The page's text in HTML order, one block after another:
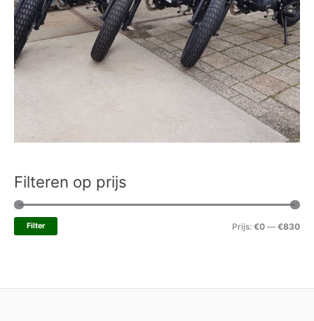
Filteren op prijs
Filter Prijs: €0 — €830